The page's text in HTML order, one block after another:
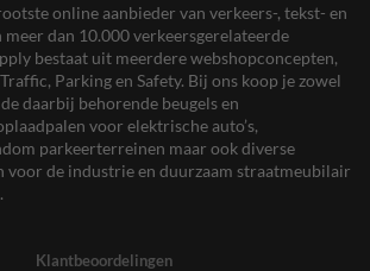
online aanbieder van verkeers-, tekst- en
dan 10.000 verkeersgerelateerde
bestaat uit meerdere webshopconcepten,
Parking en Safety. Bij ons koop je zowel
daarbij behorende beugels en
voor elektrische auto’s,
parkeerterreinen maar ook diverse
voor de industrie en duurzaam straatmeubilair
Klantbeoordelingen